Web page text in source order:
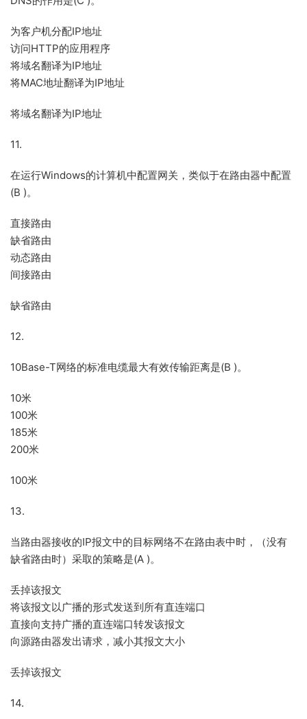
为客户机分配IP地址
访问HTTP的应用程序
将域名翻译为IP地址
将MAC地址翻译为IP地址
将域名翻译为IP地址
11.
在运行Windows的计算机中配置网关，类似于在路由器中配置
(B )。
直接路由
缺省路由
动态路由
间接路由
缺省路由
12.
10Base-T网络的标准电缆最大有效传输距离是(B )。
10米
100米
185米
200米
100米
13.
当路由器接收的IP报文中的目标网络不在路由表中时，（没有
缺省路由时）采取的策略是(A )。
丢掉该报文
将该报文以广播的形式发送到所有直连端口
直接向支持广播的直连端口转发该报文
向源路由器发出请求，减小其报文大小
丢掉该报文
14.